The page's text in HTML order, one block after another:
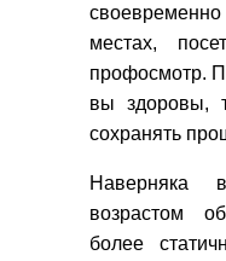
местах,
профосмотр.
вы здоровы,
сохранять
Наверняка
возрастом
более